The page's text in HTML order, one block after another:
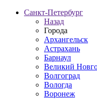
Санкт-Петербург
Назад
Города
Архангельск
Астрахань
Барнаул
Великий
Волгоград
Вологда
Воронеж